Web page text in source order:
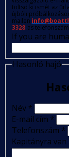
töltsd ki ismét az
újbóli
mailen
3328-as
If you are
Hasonló hajó
Név *
E-mail cím *
Telefonszám *
Kapitányra